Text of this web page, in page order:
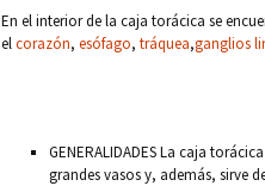
En el interior de la caja torácica se
elcorazón, esófago, tráquea,ganglios
GENERALIDADES La caja
grandes vasos y, además, sirve